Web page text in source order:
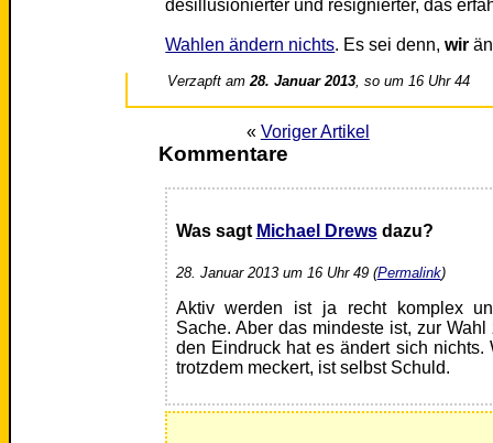
desillusionierter und resignierter, das
Wahlen ändern nichts. Es sei denn,wir
Verzapft am28. Januar 2013, so um 16 Uhr 44
« Voriger Artikel
Kommentare
Was sagt Michael Drewsdazu?
28. Januar 2013 um 16 Uhr 49 (Permalink)
Aktiv werden ist ja recht komplex
Sache. Aber das mindeste ist, zur
den Eindruck hat es ändert sich
trotzdem meckert, ist selbst Schuld.